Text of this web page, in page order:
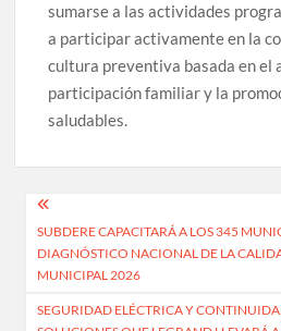
sumarse a las actividades
a participar activamente en la
cultura preventiva basada en el
participación familiar y la
saludables.
Navegación
de
entradas
SUBDERE CAPACITARÁ A LOS 345
DIAGNÓSTICO NACIONAL DE LA
MUNICIPAL 2026
SEGURIDAD ELÉCTRICA Y